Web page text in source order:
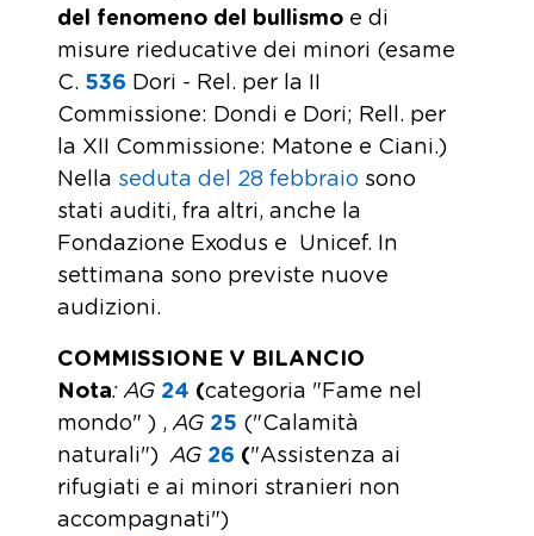
del fenomeno del bullismo e di
misure rieducative dei minori (esame
C. 536 Dori - Rel. per la II
Commissione: Dondi e Dori; Rell. per
la XII Commissione: Matone e Ciani.)
Nella seduta del 28 febbraio sono
stati auditi, fra altri, anche la
Fondazione Exodus e Unicef. In
settimana sono previste nuove
audizioni.
COMMISSIONE V BILANCIO
Nota: AG 24 (categoria "Fame nel
mondo" ) ,AG 25 ("Calamità
naturali")AG 26 ("Assistenza ai
rifugiati e ai minori stranieri non
accompagnati")